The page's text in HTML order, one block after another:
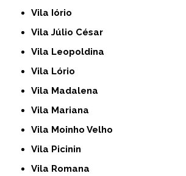
Vila Iório
Vila Júlio César
Vila Leopoldina
Vila Lório
Vila Madalena
Vila Mariana
Vila Moinho Velho
Vila Picinin
Vila Romana